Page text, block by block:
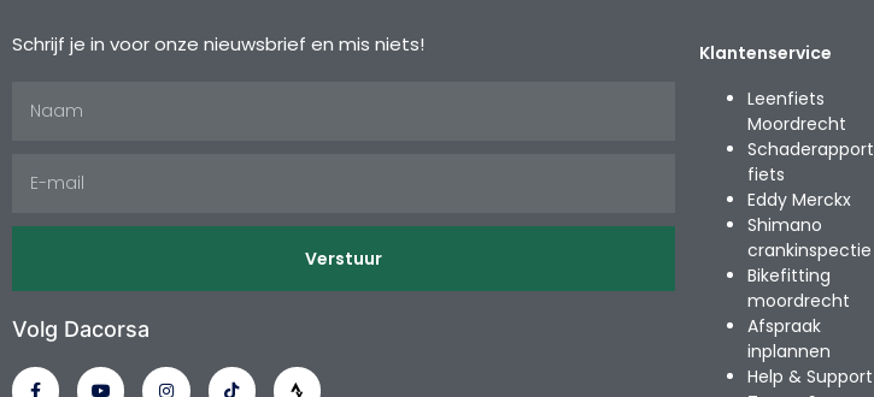
Schrijf je in voor onze nieuwsbrief en mis niets!
Verstuur
Volg Dacorsa
Klantenservice
Leenfiets
Moordrecht
Schaderapport
fiets
Eddy Merckx
Shimano
crankinspectie
Bikefitting
moordrecht
Afspraak
inplannen
Help & Support